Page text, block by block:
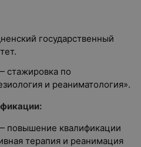
государственный
стажировка по
и реаниматология».
повышение квалификации
терапия и реанимация